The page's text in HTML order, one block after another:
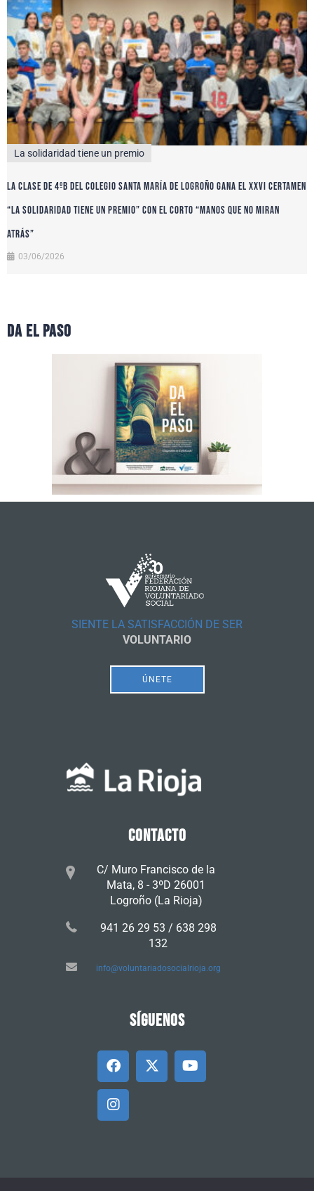
La solidaridad tiene un premio
La clase de 4ºB del colegio Santa María de Logroño gana el XXVI certamen
“La solidaridad tiene un premio” con el corto “Manos que no miran
atrás”
03/06/2026
da el paso
SIENTE LA SATISFACCIÓN DE SER
VOLUNTARIO
ÚNETE
CONTACTO
C/ Muro Francisco de la
Mata, 8 - 3ºD 26001
Logroño (La Rioja)
941 26 29 53 / 638 298
132
info@voluntariadosocialrioja.org
SÍGUENOS